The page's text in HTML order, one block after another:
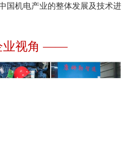
国机电产业的整体发展及技术进
视角 ——